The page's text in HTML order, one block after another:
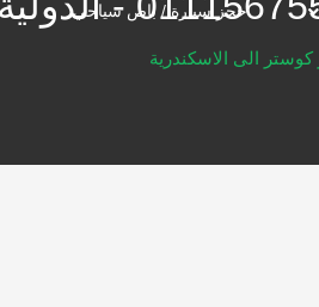
حجز سيارة / باص سياحي
كوستر الى الاسكندرية